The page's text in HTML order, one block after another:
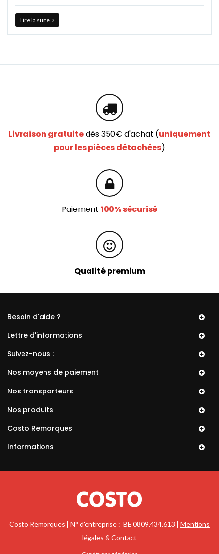
Lire la suite
Livraison gratuitedès 350€ d'achat (uniquement
pour les pièces détachées)
Paiement 100% sécurisé
Qualité premium
Besoin d'aide ?
Lettre d'informations
Suivez-nous :
Nos moyens de paiement
Nos transporteurs
Nos produits
Costo Remorques
Informations
Costo Remorques | N° d'entreprise : BE 0809.434.613 | Mentions
légales & Contact